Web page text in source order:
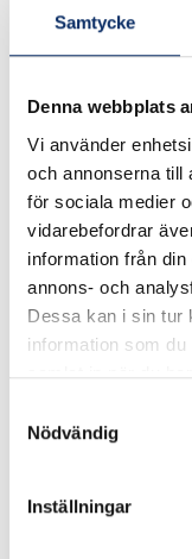
Samtycke
Denna webbplats
Vi använder
och annonserna till
för sociala medier
vidarebefordrar
information från
annons- och
Dessa kan i sin tur
information som
samlat in när du
Nödvändig
Inställningar
Art. nr: A37804L
mm Håldiameter 4,5
Skis
I lager